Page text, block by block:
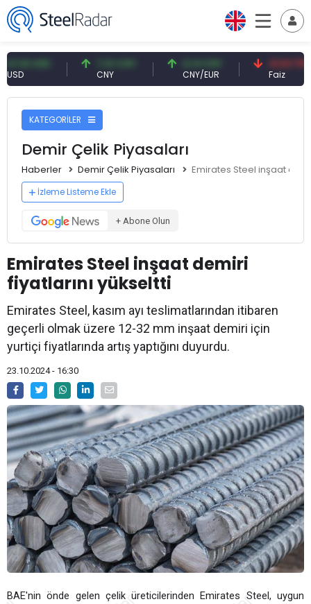
7,10 CNY 0,13 CNY
CNY/EUR
41,53 TRY
KATEGORİLER
Demir Çelik Piyasaları
Haberler Demir Çelik Piyasaları Emirates Steel inşaat
İzleme Listeme Ekle
+ Abone Olun
Emirates Steel inşaat demiri
fiyatlarını yükseltti
Emirates Steel, kasım ayı teslimatlarından itibaren
geçerli olmak üzere 12-32 mm inşaat demiri için
yurtiçi fiyatlarında artış yaptığını duyurdu.
23.10.2024 - 16:30
BAE'nin önde gelen çelik üreticilerinden Emirates Steel, uygun